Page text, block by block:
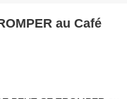
au Café